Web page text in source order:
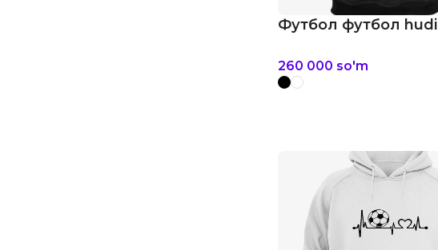
Футбол футбол hudi
260 000 so'm